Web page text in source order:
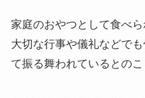
家庭のおやつとして食べら
大切な行事や儀礼などで
て振る舞われているとのこ